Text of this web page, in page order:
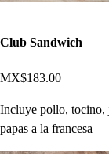
Club Sandwich
MX$183.00
Incluye pollo, tocino,
papas a la francesa